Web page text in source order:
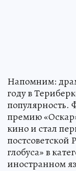
Напомним:
году в
премию
кино и стал
постсоветской
глобуса» в
иностранном